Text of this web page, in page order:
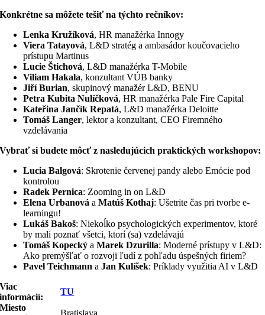
Konkrétne sa môžete tešiť na týchto rečníkov:
Lenka Kružíková, HR manažérka Innogy
Viera Tatayová, L&D stratég a ambasádor koučovacieho
prístupu Martinus
Lucie Štichová, L&D manažérka T-Mobile
Viliam Hakala, konzultant VÚB banky
Jiří Burian, skupinový manažér L&D, BENU
Petra Kubita Nulíčková, HR manažérka Pale Fire Capital
Kateřina Jančík Repatá, L&D manažérka Deloitte
Tomáš Langer, lektor a konzultant, CEO Firemného
vzdelávania
Vybrať si budete môcť z nasledujúcich praktických workshopov:
Lucia Balgová: Skrotenie červenej pandy alebo Emócie pod
kontrolou
Radek Pernica: Zooming in on L&D
Elena Urbanová aMatúš Kothaj: Ušetrite čas pri tvorbe e-
learningu!
Lukáš Bakoš: Niekoĺko psychologických experimentov, ktoré
by mali poznať všetci, ktorí (sa) vzdelávajú
Tomáš Kopeckýa Marek Dzurilla: Moderné prístupy v L&D:
Ako premýšľať o rozvoji ľudí z pohľadu úspešných firiem?
Pavel Teichmann aJan Kulíšek: Príklady využitia AI v L&D
Viac
informácií:
TU
Miesto
Bratislava